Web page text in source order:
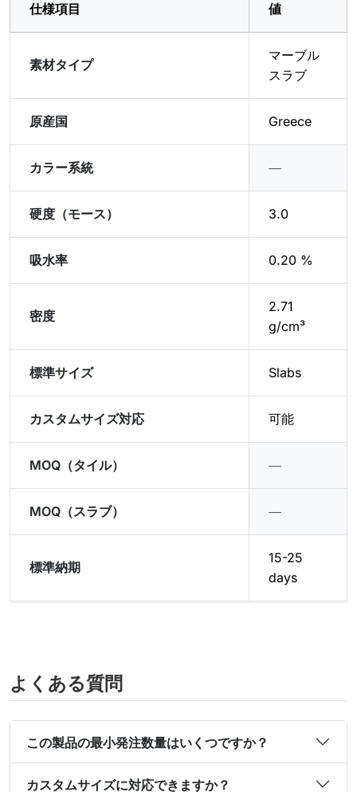
仕様項目 値
素材タイプ
マーブル
スラブ
原産国 Greece
カラー系統 ―
硬度（モース） 3.0
吸水率 0.20 %
密度
2.71
g/cm³
標準サイズ Slabs
カスタムサイズ対応 可能
MOQ（タイル） ―
MOQ（スラブ） ―
標準納期
15-25
days
よくある質問
この製品の最小発注数量はいくつですか？
カスタムサイズに対応できますか？